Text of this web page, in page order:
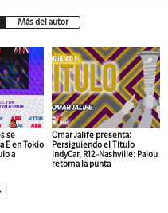
Más del autor
se
E en Tokio
a
Omar Jalife presenta:
Persiguiendo el Título
IndyCar, R12-Nashville: Palou
retoma la punta